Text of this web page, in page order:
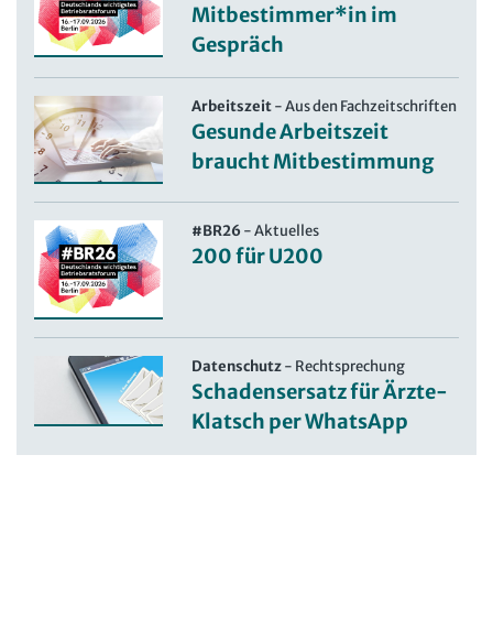
Mitbestimmer*in im
Gespräch
Arbeitszeit-Aus den Fachzeitschriften
Gesunde Arbeitszeit
braucht Mitbestimmung
#BR26-Aktuelles
200 für U200
Datenschutz- Rechtsprechung
Schadensersatz für Ärzte-
Klatsch per WhatsApp